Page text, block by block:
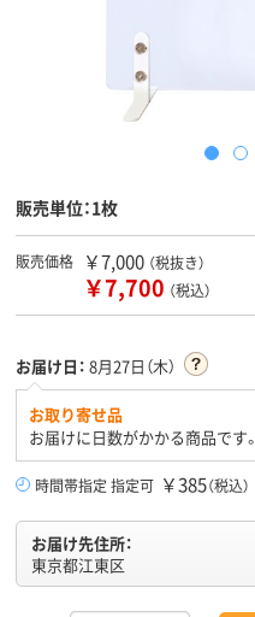
販売単位：1枚
販売価格 ￥7,000 （税抜き）
￥7,700 （税込）
お届け日： 8月27日（木）
お取り寄せ品
お届けに日数がかかる商品です。
時間帯指定 指定可 ￥385（税込）
お届け先住所：
東京都江東区